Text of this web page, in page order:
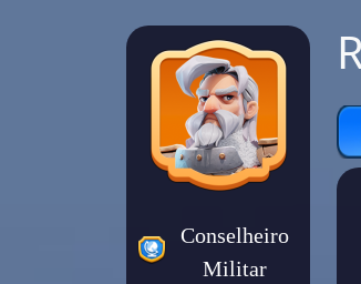
Conselheiro
Militar